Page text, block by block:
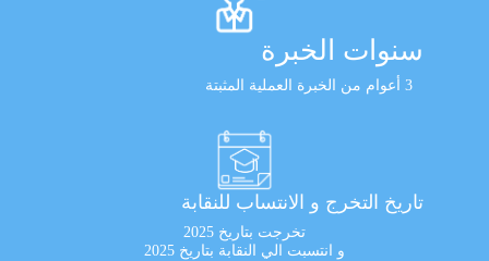
سنوات الخبرة
3 أعوام من الخبرة العملية المثبتة
تاريخ التخرج و الانتساب للنقابة
تخرجت بتاريخ 2025
و انتسبت الي النقابة بتاريخ 2025